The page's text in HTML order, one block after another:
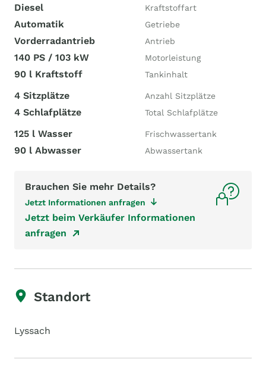
Diesel Kraftstoffart
Automatik Getriebe
Vorderradantrieb Antrieb
140 PS / 103 kW Motorleistung
90 l Kraftstoff Tankinhalt
4 Sitzplätze Anzahl Sitzplätze
4 Schlafplätze Total Schlafplätze
125 l Wasser Frischwassertank
90 l Abwasser Abwassertank
Brauchen Sie mehr Details?
Jetzt Informationen anfragen
Jetzt beim Verkäufer Informationen
anfragen
Standort
Lyssach